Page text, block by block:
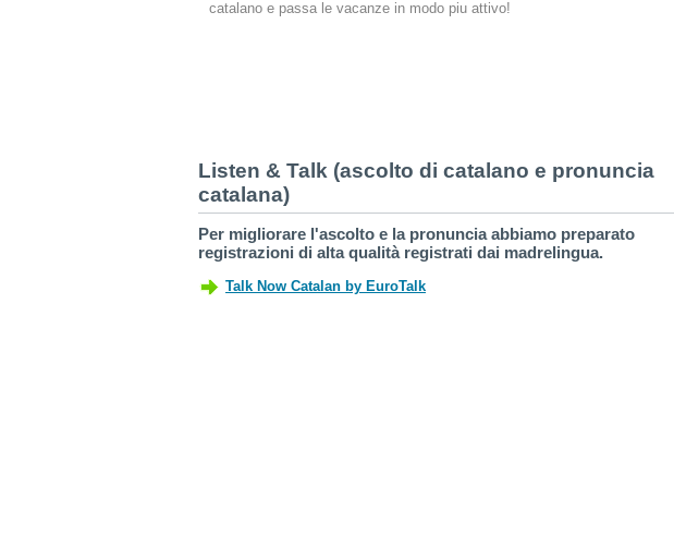
catalano e passa le vacanze in modo piu attivo!
Listen & Talk (ascolto di catalano e pronuncia
catalana)
Per migliorare l'ascolto e la pronuncia abbiamo preparato
registrazioni di alta qualità registrati dai madrelingua.